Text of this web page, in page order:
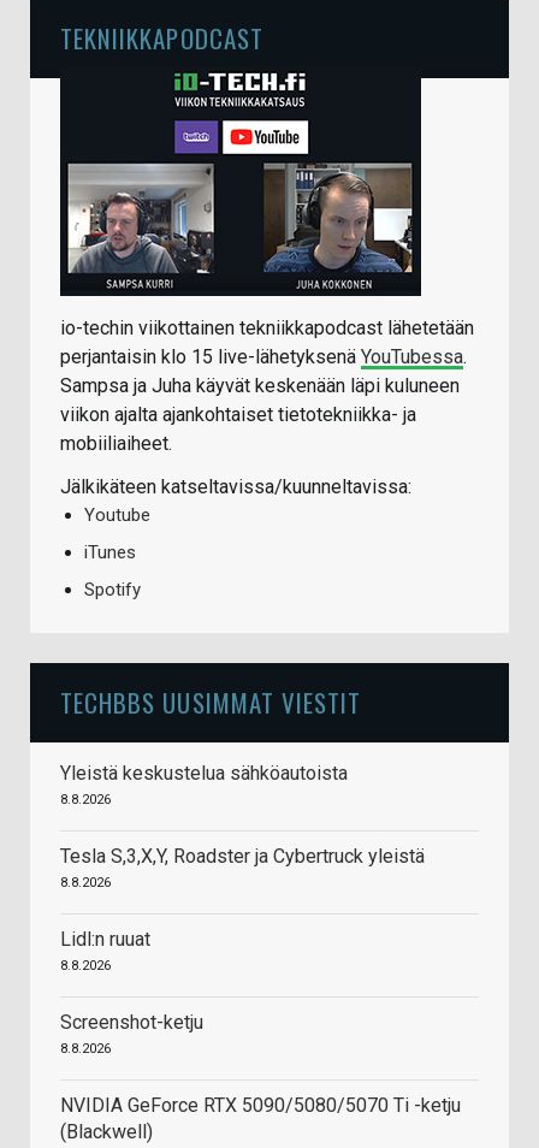
TEKNIIKKAPODCAST
io-techin viikottainen tekniikkapodcast lähetetään
perjantaisin klo 15 live-lähetyksenä YouTubessa.
Sampsa ja Juha käyvät keskenään läpi kuluneen
viikon ajalta ajankohtaiset tietotekniikka- ja
mobiiliaiheet.
Jälkikäteen katseltavissa/kuunneltavissa:
Youtube
iTunes
Spotify
TECHBBS UUSIMMAT VIESTIT
Yleistä keskustelua sähköautoista
8.8.2026
Tesla S,3,X,Y, Roadster ja Cybertruck yleistä
8.8.2026
Lidl:n ruuat
8.8.2026
Screenshot-ketju
8.8.2026
NVIDIA GeForce RTX 5090/5080/5070 Ti -ketju
(Blackwell)